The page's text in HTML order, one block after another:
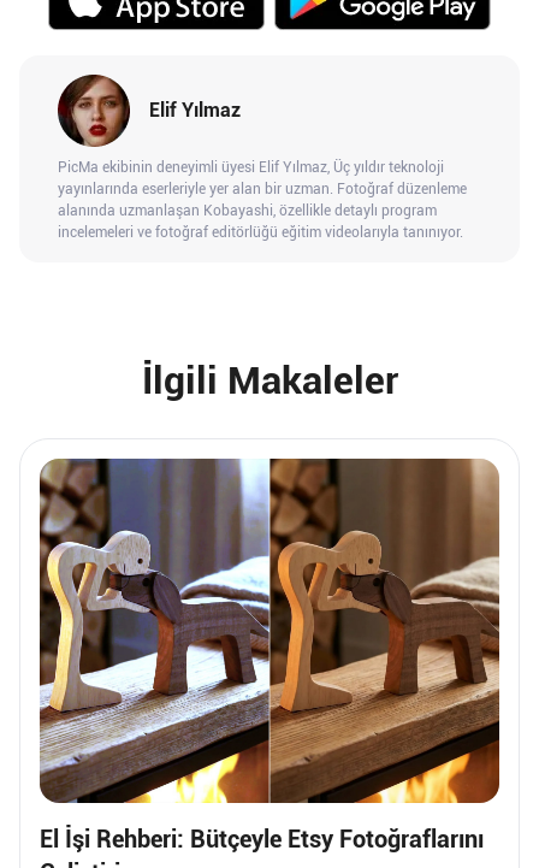
Elif Yılmaz
PicMa ekibinin deneyimli üyesi Elif Yılmaz, Üç yıldır teknoloji
yayınlarında eserleriyle yer alan bir uzman. Fotoğraf düzenleme
alanında uzmanlaşan Kobayashi, özellikle detaylı program
incelemeleri ve fotoğraf editörlüğü eğitim videolarıyla tanınıyor.
İlgili Makaleler
El İşi Rehberi: Bütçeyle Etsy Fotoğraflarını